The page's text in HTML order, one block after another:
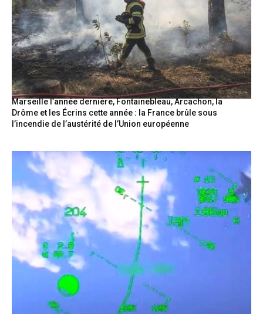
Marseille l’année dernière, Fontainebleau, Arcachon, la
Drôme et les Écrins cette année : la France brûle sous
l’incendie de l’austérité de l’Union européenne